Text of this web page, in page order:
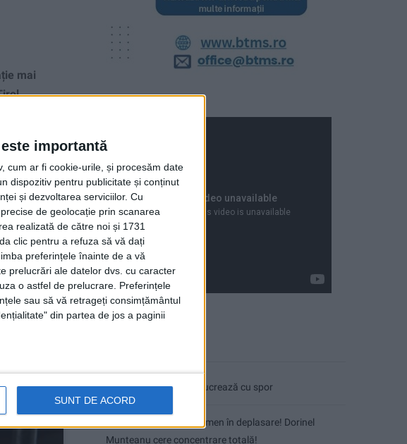
importantă
cum ar fi cookie-urile, și procesăm date
dispozitiv pentru publicitate și conținut
și dezvoltarea serviciilor. Cu
de geolocație prin scanarea
realizată de către noi și 1731
clic pentru a refuza să vă dați
preferințele înainte de a vă
prelucrări ale datelor dvs. cu caracter
o astfel de prelucrare. Preferințele
sau să vă retrageți consimțământul
din partea de jos a paginii
SUNT DE ACORD
mai
Pe toate șantierele se lucrează cu spor
CSM Reșița, primul examen în deplasare! Dorinel
Munteanu cere concentrare totală!